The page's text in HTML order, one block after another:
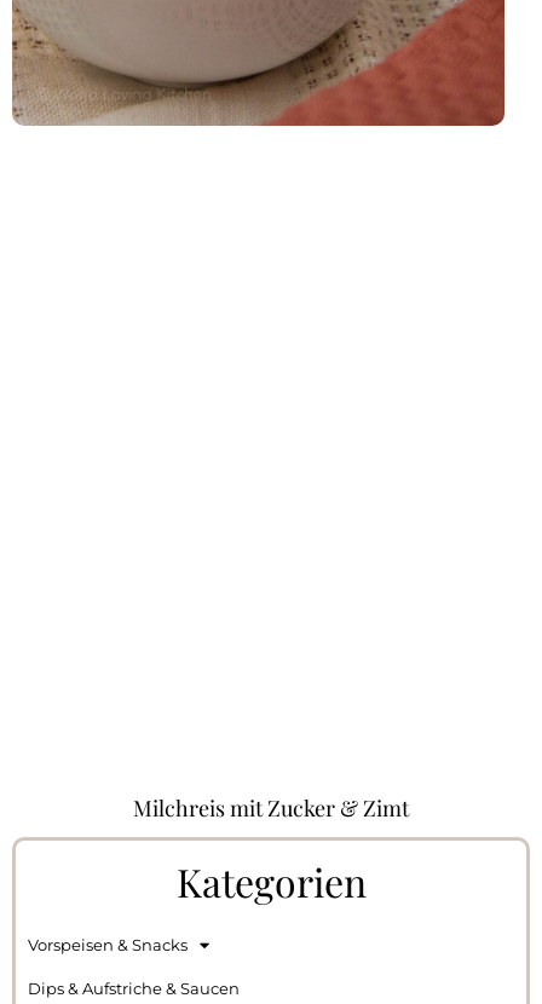
Milchreis mit Zucker & Zimt
Kategorien
Vorspeisen & Snacks
Dips & Aufstriche & Saucen